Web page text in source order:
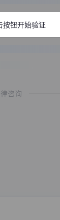
咨询
按钮开始验证